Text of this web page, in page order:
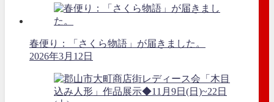
春便り：「さくら物語」が届きました。
2026年3月12日